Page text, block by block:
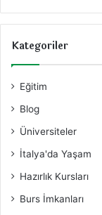
Kategoriler
Eğitim
Blog
Üniversiteler
İtalya'da Yaşam
Hazırlık Kursları
Burs İmkanları